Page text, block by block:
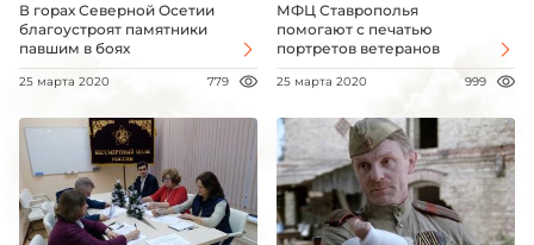
В горах Северной Осетии
благоустроят памятники
павшим в боях
25 марта 2020 779
МФЦ Ставрополья
помогают с печатью
портретов ветеранов
25 марта 2020 999